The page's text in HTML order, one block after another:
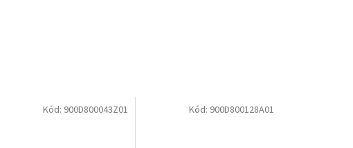
Kód: 900D800043Z01 Kód: 900D800128A01